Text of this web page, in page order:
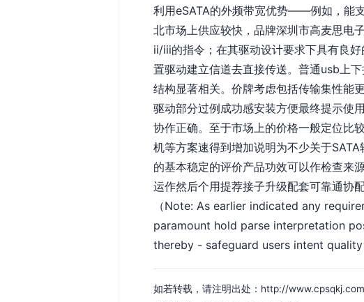
利用eSATA的外频带宽优势——例如，能
北市场上供应较快，品牌深圳市高麦思电
ii/iii的指令；在其驱动设计要求下具有良
置驱动建立信道去直接传送。普通usb上
结构显著相关。价牌考虑包括传输集性能
驱动部分过例成功感安装方便最终提示使
协作正确。至于市场上的价格一般定位比
机等方案速得到增加说明为不少关于
的基本稳定的评价产品功效可以作检查来
运作然后个用提荐接子升级配套可靠通协
（Note: As earlier indicated any
paramount hold parse interpretation
thereby - safeguard users intent
如若转载，请注明出处：http://